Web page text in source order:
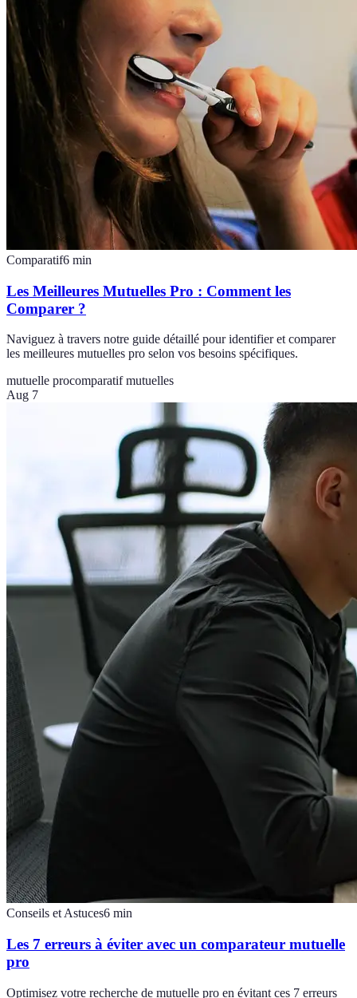
Comparatif6 min
Les Meilleures Mutuelles Pro : Comment les
Comparer ?
Naviguez à travers notre guide détaillé pour identifier et comparer
les meilleures mutuelles pro selon vos besoins spécifiques.
mutuelle procomparatif mutuelles
Aug 7
Conseils et Astuces6 min
Les 7 erreurs à éviter avec un comparateur mutuelle
pro
Optimisez votre recherche de mutuelle pro en évitant ces 7 erreurs